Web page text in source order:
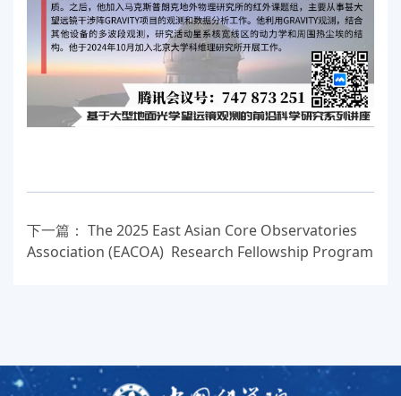
下一篇： The 2025 East Asian Core Observatories
Association (EACOA) Research Fellowship Program